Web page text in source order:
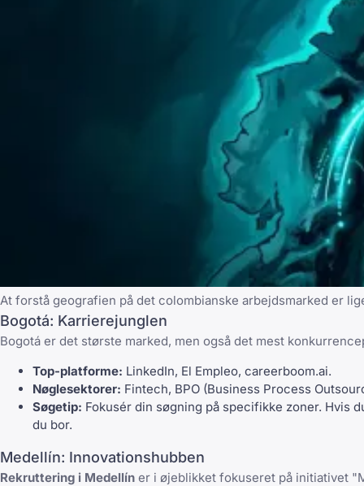
At forstå geografien på det colombianske arbejdsmarked er
Bogotá: Karrierejunglen
Bogotá er det største marked, men også det mest
Top-platforme: LinkedIn, El Empleo, careerboom.ai.
Nøglesektorer: Fintech, BPO (Business Process
Søgetip: Fokusér din søgning på specifikke zoner. Hvis
du bor.
Medellín: Innovationshubben
Rekruttering i Medellín er i øjeblikket fokuseret på initiativet